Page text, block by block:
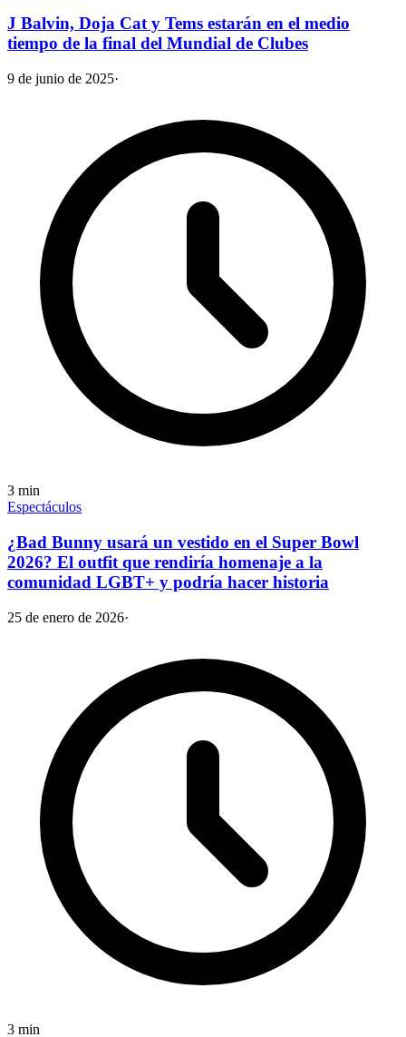
J Balvin, Doja Cat y Tems estarán en el medio
tiempo de la final del Mundial de Clubes
9 de junio de 2025·
3 min
Espectáculos
¿Bad Bunny usará un vestido en el Super Bowl
2026? El outfit que rendiría homenaje a la
comunidad LGBT+ y podría hacer historia
25 de enero de 2026·
3 min